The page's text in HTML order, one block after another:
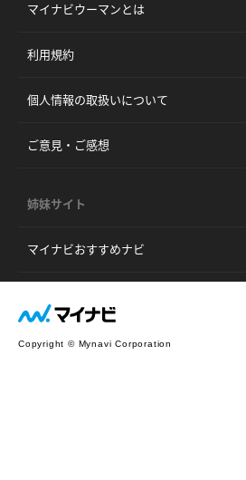
マイナビウーマンとは
利用規約
個人情報の取扱いについて
ご意見・ご感想
姉妹サイト
マイナビおすすめナビ
Copyright © Mynavi Corporation